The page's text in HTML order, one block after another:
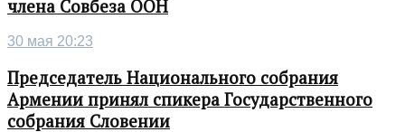
члена Совбеза ООН
30 мая 20:23
Председатель Национального собрания
Армении принял спикера Государственного
собрания Словении